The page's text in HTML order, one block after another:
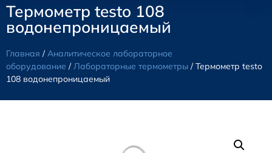
Термометр testo 108
водонепроницаемый
Главная /Аналитическое лабораторное
оборудование /Лабораторные термометры / Термометр testo
108 водонепроницаемый